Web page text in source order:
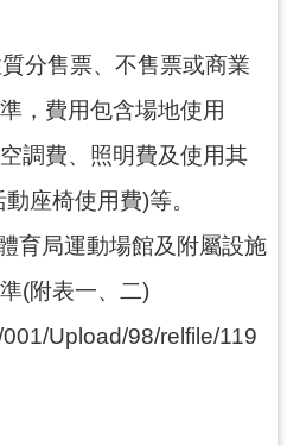
分售票、不售票或商業
，費用包含場地使用
調費、照明費及使用其
座椅使用費)等。
育局運動場館及附屬設施
(附表一、二)
Upload/98/relfile/119